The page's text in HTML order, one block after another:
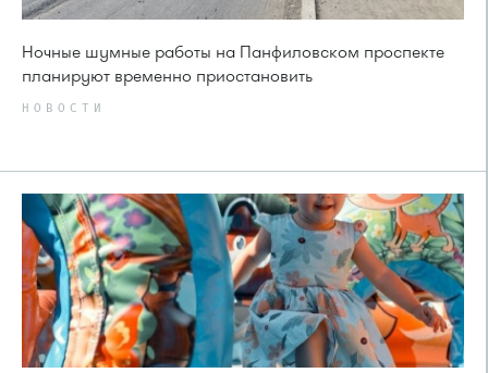
Ночные шумные работы на Панфиловском проспекте
планируют временно приостановить
НОВОСТИ